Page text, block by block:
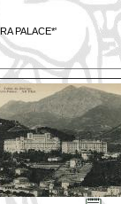
PALACE*'